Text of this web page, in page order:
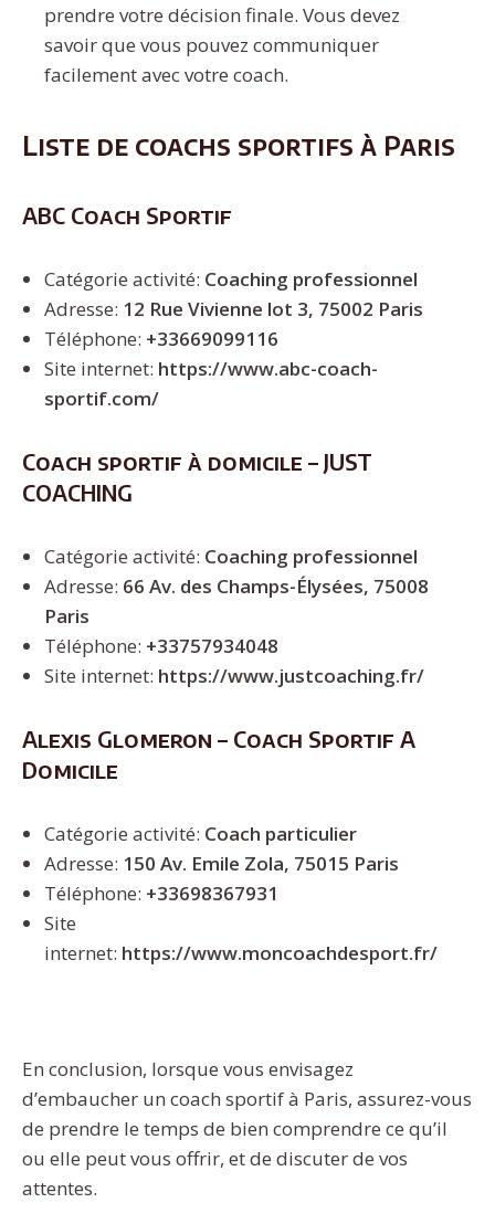
prendre votre décision finale. Vous devez
savoir que vous pouvez communiquer
facilement avec votre coach.
Liste de coachs sportifs à Paris
ABC Coach Sportif
Catégorie activité: Coaching professionnel
Adresse: 12 Rue Vivienne lot 3, 75002 Paris
Téléphone: +33669099116
Site internet: https://www.abc-coach-
sportif.com/
Coach sportif à domicile – JUST
COACHING
Catégorie activité: Coaching professionnel
Adresse: 66 Av. des Champs-Élysées, 75008
Paris
Téléphone: +33757934048
Site internet: https://www.justcoaching.fr/
Alexis Glomeron – Coach Sportif A
Domicile
Catégorie activité: Coach particulier
Adresse: 150 Av. Emile Zola, 75015 Paris
Téléphone: +33698367931
Site
internet: https://www.moncoachdesport.fr/
En conclusion, lorsque vous envisagez
d’embaucher un coach sportif à Paris, assurez-vous
de prendre le temps de bien comprendre ce qu’il
ou elle peut vous offrir, et de discuter de vos
attentes.